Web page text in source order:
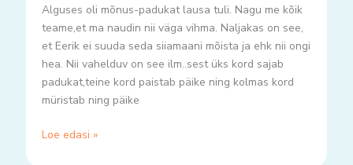
Alguses oli mõnus-padukat lausa tuli. Nagu me kõik
teame,et ma naudin nii väga vihma. Naljakas on see,
et Eerik ei suuda seda siiamaani mõista ja ehk nii ongi
hea. Nii vahelduv on see ilm..sest üks kord sajab
padukat,teine kord paistab päike ning kolmas kord
müristab ning päike
Loe edasi »